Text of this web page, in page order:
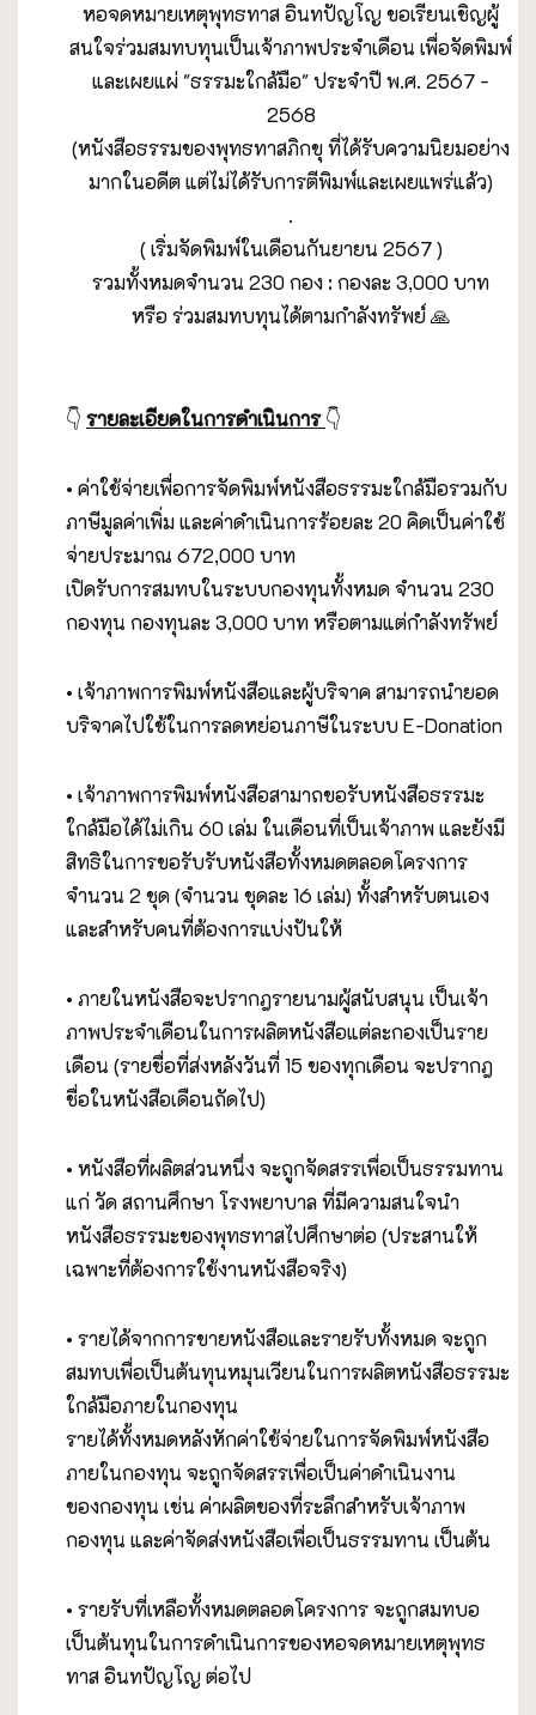
หอจดหมายเหตุพุทธทาส อินทปัญโญ ขอเรียนเชิญผู้
สนใจร่วมสมทบทุนเป็นเจ้าภาพประจำเดือน เพื่อจัดพิมพ์
และเผยแผ่ "ธรรมะใกล้มือ" ประจำปี พ.ศ. 2567 -
2568
(หนังสือธรรมของพุทธทาสภิกขุ ที่ได้รับความนิยมอย่าง
มากในอดีต แต่ไม่ได้รับการตีพิมพ์และเผยแพร่แล้ว)
.
( เริ่มจัดพิมพ์ในเดือนกันยายน 2567 )
รวมทั้งหมดจำนวน 230 กอง : กองละ 3,000 บาท
หรือ ร่วมสมทบทุนได้ตามกำลังทรัพย์ 🙏
👇 รายละเอียดในการดำเนินการ 👇
• ค่าใช้จ่ายเพื่อการจัดพิมพ์หนังสือธรรมะใกล้มือรวมกับ
ภาษีมูลค่าเพิ่ม และค่าดำเนินการร้อยละ 20 คิดเป็นค่าใช้
จ่ายประมาณ 672,000 บาท
เปิดรับการสมทบในระบบกองทุนทั้งหมด จำนวน 230
กองทุน กองทุนละ 3,000 บาท หรือตามแต่กำลังทรัพย์
• เจ้าภาพการพิมพ์หนังสือและผู้บริจาค สามารถนำยอด
บริจาคไปใช้ในการลดหย่อนภาษีในระบบ E-Donation
• เจ้าภาพการพิมพ์หนังสือสามาถขอรับหนังสือธรรมะ
ใกล้มือได้ไม่เกิน 60 เล่ม ในเดือนที่เป็นเจ้าภาพ และยังมี
สิทธิในการขอรับรับหนังสือทั้งหมดตลอดโครงการ
จำนวน 2 ชุด (จำนวน ชุดละ 16 เล่ม) ทั้งสำหรับตนเอง
และสำหรับคนที่ต้องการแบ่งปันให้
• ภายในหนังสือจะปรากฎรายนามผู้สนับสนุน เป็นเจ้า
ภาพประจำเดือนในการผลิตหนังสือแต่ละกองเป็นราย
เดือน (รายชื่อที่ส่งหลังวันที่ 15 ของทุกเดือน จะปรากฎ
ชื่อในหนังสือเดือนถัดไป)
• หนังสือที่ผลิตส่วนหนึ่ง จะถูกจัดสรรเพื่อเป็นธรรมทาน
แก่ วัด สถานศึกษา โรงพยาบาล ที่มีความสนใจนำ
หนังสือธรรมะของพุทธทาสไปศึกษาต่อ (ประสานให้
เฉพาะที่ต้องการใช้งานหนังสือจริง)
• รายได้จากการขายหนังสือและรายรับทั้งหมด จะถูก
สมทบเพื่อเป็นต้นทุนหมุนเวียนในการผลิตหนังสือธรรมะ
ใกล้มือภายในกองทุน
รายได้ทั้งหมดหลังหักค่าใช้จ่ายในการจัดพิมพ์หนังสือ
ภายในกองทุน จะถูกจัดสรรเพื่อเป็นค่าดำเนินงาน
ของกองทุน เช่น ค่าผลิตของที่ระลึกสำหรับเจ้าภาพ
กองทุน และค่าจัดส่งหนังสือเพื่อเป็นธรรมทาน เป็นต้น
• รายรับที่เหลือทั้งหมดตลอดโครงการ จะถูกสมทบอ
เป็นต้นทุนในการดำเนินการของหอจดหมายเหตุพุทธ
ทาส อินทปัญโญ ต่อไป